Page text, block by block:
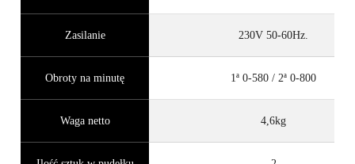
Zasilanie 230V 50-60Hz.
Obroty na minutę 1ª 0-580 / 2ª 0-800
Waga netto 4,6kg